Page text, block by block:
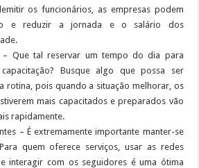
os funcionários, as empresas podem
e reduzir a jornada e o salário dos
– Que tal reservar um tempo do dia para
Busque algo que possa ser
rotina, pois quando a situação melhorar, os
mais capacitados e preparados vão
rapidamente.
– É extremamente importante manter-se
quem oferece serviços, usar as redes
interagir com os seguidores é uma ótima